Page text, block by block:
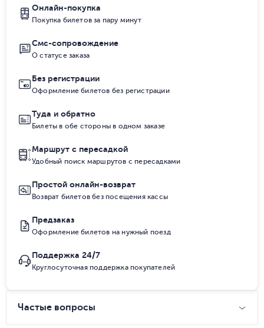
Онлайн-покупка
Покупка билетов за пару минут
Смс-сопровождение
О статусе заказа
Без регистрации
Оформление билетов без регистрации
Туда и обратно
Билеты в обе стороны в одном заказе
Маршрут с пересадкой
Удобный поиск маршрутов с пересадками
Простой онлайн-возврат
Возврат билетов без посещения кассы
Предзаказ
Оформление билетов на нужный поезд
Поддержка 24/7
Круглосуточная поддержка покупателей
Частые вопросы